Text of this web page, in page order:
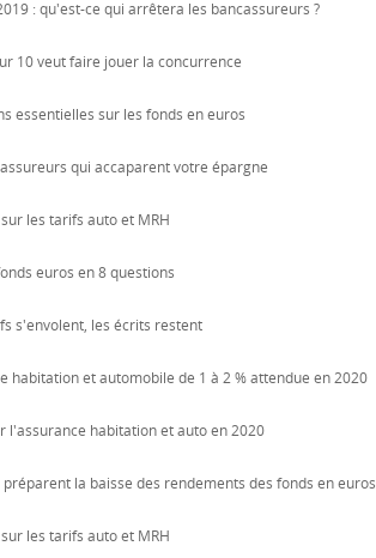
: qu'est-ce qui arrêtera les bancassureurs ?
10 veut faire jouer la concurrence
essentielles sur les fonds en euros
qui accaparent votre épargne
les tarifs auto et MRH
euros en 8 questions
s'envolent, les écrits restent
habitation et automobile de 1 à 2 % attendue en 2020
l'assurance habitation et auto en 2020
la baisse des rendements des fonds en euros
les tarifs auto et MRH